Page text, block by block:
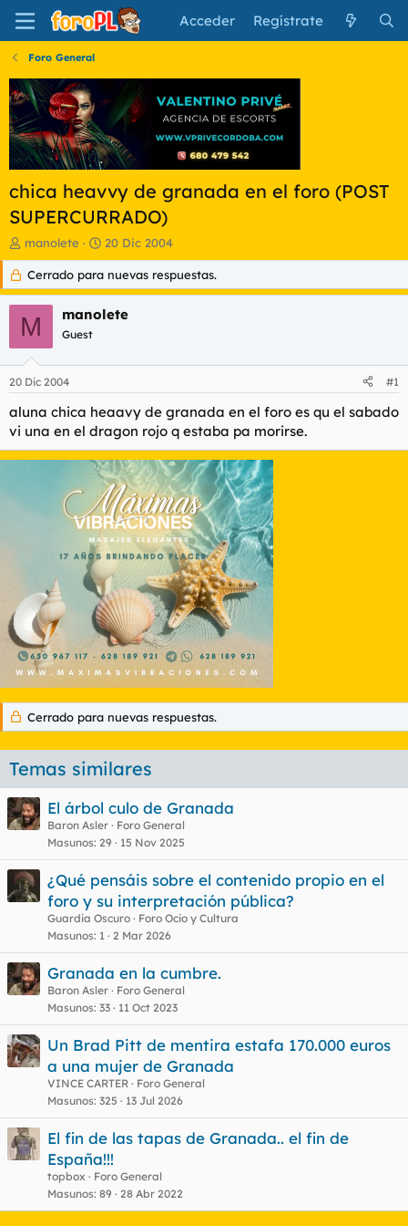
Acceder Regístrate
Foro General
chica heavvy de granada en el foro (POST
SUPERCURRADO)
I
n
c
i
a
d
o
d
l
t
e
manolete
F
e
c
h
a
d
i
o
20 Dic 2004
Cerrado para nuevas respuestas.
M manolete
Guest
20 Dic 2004 #1
aluna chica heaavy de granada en el foro es qu el sabado
vi una en el dragon rojo q estaba pa morirse.
Cerrado para nuevas respuestas.
Temas similares
El árbol culo de Granada
Baron Asler
Foro General
Masunos 29 15 Nov 2025
¿Qué pensáis sobre el contenido propio en el
foro y su interpretación pública?
Guardia Oscuro
Foro Ocio y Cultura
Masunos 1 2 Mar 2026
Granada en la cumbre.
Baron Asler
Foro General
Masunos 33 11 Oct 2023
Un Brad Pitt de mentira estafa 170.000 euros
a una mujer de Granada
VINCE CARTER
Foro General
Masunos 325 13 Jul 2026
El fin de las tapas de Granada.. el fin de
España!!!
topbox
Foro General
Masunos 89 28 Abr 2022